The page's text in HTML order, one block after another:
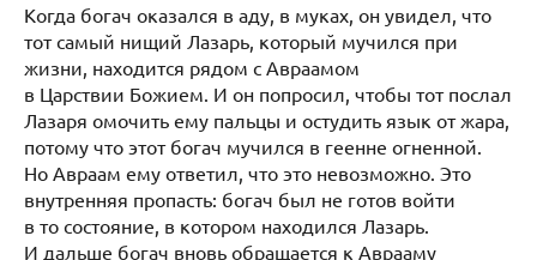
Когда богач оказался в аду, в муках, он увидел, что
тот самый нищий Лазарь, который мучился при
жизни, находится рядом с Авраамом
в Царствии Божием. И он попросил, чтобы тот послал
Лазаря омочить ему пальцы и остудить язык от жара,
потому что этот богач мучился в геенне огненной.
Но Авраам ему ответил, что это невозможно. Это
внутренняя пропасть: богач был не готов войти
в то состояние, в котором находился Лазарь.
И дальше богач вновь обращается к Аврааму